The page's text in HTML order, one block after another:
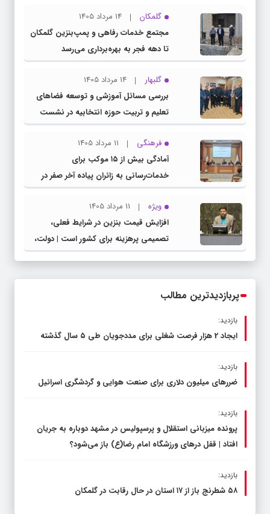
گلمکان
14 مرداد 1405
مجتمع خدمات رفاهی و پمپ‌بنزین گلمکان
تا دهه فجر به بهره‌برداری می‌رسد
گلبهار
14 مرداد 1405
بررسی مسائل آموزشی و توسعه فضاهای
تعلیم و تربیت حوزه انتخابیه در نشست
مشترک عضو کمیسیون آموزش مجلس با
مدیرکل آموزش و پرورش خراسان رضوی
فرهنگی
11 مرداد 1405
آمادگی بیش از ۱۵ موکب برای
خدمات‌رسانی به زائران پیاده آخر صفر در
شهرستان چناران
ویژه
11 مرداد 1405
افزایش قیمت بنزین در شرایط فعلی،
تصمیمی پرهزینه برای کشور است | دولت،
قاچاق سوخت و عوامل اصلی ناترازی را
پربازدیدترین مطالب
بازدید:
ایجاد 2 هزار فرصت شغلی برای مددجویان طی ۵ سال گذشته
بازدید:
ضررهای میلیون دلاری برای صنعت هوایی و گردشگری اسرائیل
بازدید:
پرونده میزبانی استقلال و پرسپولیس در مشهد دوباره به جریان
افتاد | قفل در‌های ورزشگاه امام رضا(ع) باز می‌شود؟
بازدید:
۵۸ شطرنج‌ باز از ۱۷ استان در حال رقابت در گلمکان